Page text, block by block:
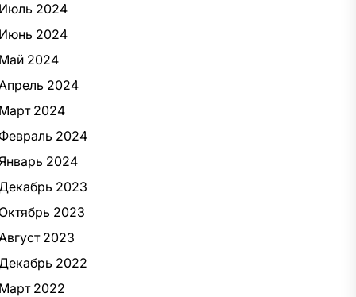
Июль 2024
Июнь 2024
Май 2024
2024
Март 2024
Февраль 2024
2024
2023
Октябрь 2023
2023
2022
Март 2022